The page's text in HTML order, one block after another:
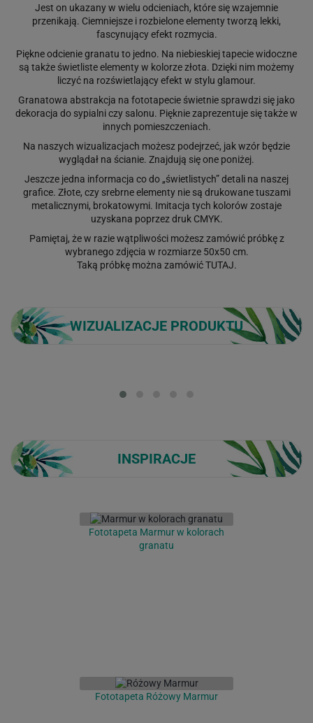
Jest on ukazany w wielu odcieniach, które się wzajemnie
przenikają. Ciemniejsze i rozbielone elementy tworzą lekki,
fascynujący efekt rozmycia.
Piękne odcienie granatu to jedno. Na niebieskiej tapecie widoczne
są także świetliste elementy w kolorze złota. Dzięki nim możemy
liczyć na rozświetlający efekt w stylu glamour.
Granatowa abstrakcja na fototapecie świetnie sprawdzi się jako
dekoracja do sypialni czy salonu. Pięknie zaprezentuje się także w
innych pomieszczeniach.
Na naszych wizualizacjach możesz podejrzeć, jak wzór będzie
wyglądał na ścianie. Znajdują się one poniżej.
Jeszcze jedna informacja co do „świetlistych” detali na naszej
grafice. Złote, czy srebrne elementy nie są drukowane tuszami
metalicznymi, brokatowymi. Imitacja tych kolorów zostaje
uzyskana poprzez druk CMYK.
Pamiętaj, że w razie wątpliwości możesz zamówić próbkę z
wybranego zdjęcia w rozmiarze 50x50 cm.
Taką próbkę można zamówićTUTAJ.
WIZUALIZACJE PRODUKTU
INSPIRACJE
Fototapeta Marmur w kolorach
granatu
Fototapeta Różowy Marmur